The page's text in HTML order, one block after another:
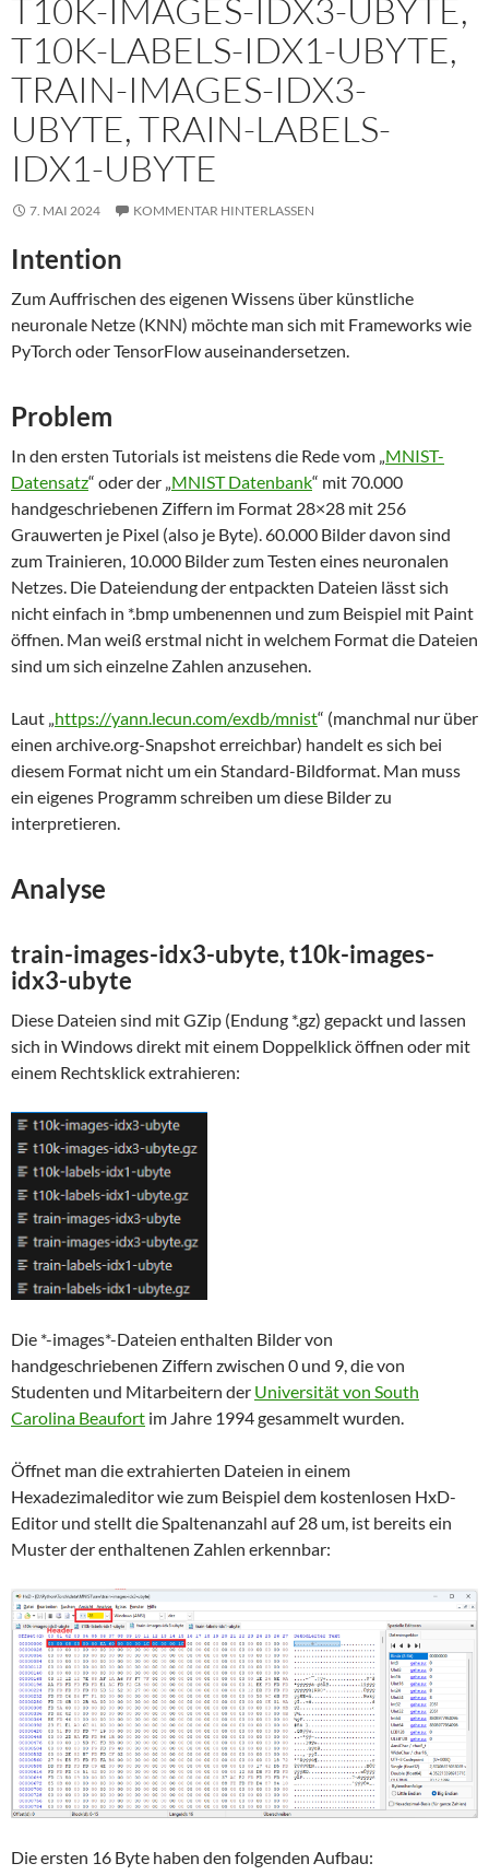
T10K-IMAGES-IDX3-UBYTE,
T10K-LABELS-IDX1-UBYTE,
TRAIN-IMAGES-IDX3-
UBYTE, TRAIN-LABELS-
IDX1-UBYTE
7. MAI 2024 KOMMENTAR HINTERLASSEN
Intention
Zum Auffrischen des eigenen Wissens über künstliche
neuronale Netze (KNN) möchte man sich mit Frameworks wie
PyTorch oder TensorFlow auseinandersetzen.
Problem
In den ersten Tutorials ist meistens die Rede vom „MNIST-
Datensatz“ oder der „MNIST Datenbank“ mit 70.000
handgeschriebenen Ziffern im Format 28×28 mit 256
Grauwerten je Pixel (also je Byte). 60.000 Bilder davon sind
zum Trainieren, 10.000 Bilder zum Testen eines neuronalen
Netzes. Die Dateiendung der entpackten Dateien lässt sich
nicht einfach in *.bmp umbenennen und zum Beispiel mit Paint
öffnen. Man weiß erstmal nicht in welchem Format die Dateien
sind um sich einzelne Zahlen anzusehen.
Laut „https://yann.lecun.com/exdb/mnist“ (manchmal nur über
einen archive.org-Snapshot erreichbar) handelt es sich bei
diesem Format nicht um ein Standard-Bildformat. Man muss
ein eigenes Programm schreiben um diese Bilder zu
interpretieren.
Analyse
train-images-idx3-ubyte, t10k-images-
idx3-ubyte
Diese Dateien sind mit GZip (Endung *.gz) gepackt und lassen
sich in Windows direkt mit einem Doppelklick öffnen oder mit
einem Rechtsklick extrahieren:
Die *-images*-Dateien enthalten Bilder von
handgeschriebenen Ziffern zwischen 0 und 9, die von
Studenten und Mitarbeitern der Universität von South
Carolina Beaufort im Jahre 1994 gesammelt wurden.
Öffnet man die extrahierten Dateien in einem
Hexadezimaleditor wie zum Beispiel dem kostenlosen HxD-
Editor und stellt die Spaltenanzahl auf 28 um, ist bereits ein
Muster der enthaltenen Zahlen erkennbar:
Die ersten 16 Byte haben den folgenden Aufbau: